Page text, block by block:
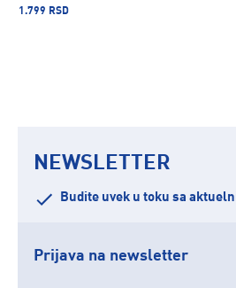
1.799 RSD
NEWSLETTER
Budite uvek u toku sa
Prijava na newsletter